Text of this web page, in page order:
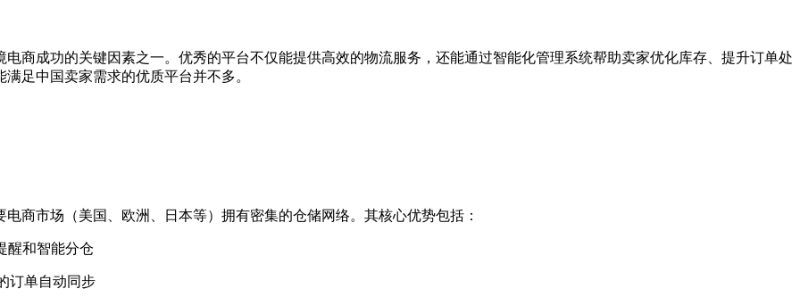
商成功的关键因素之一。优秀的平台不仅能提供高效的物流服务，还能通过智能化管理系统帮助卖家优化库存、提升订单处
足中国卖家需求的优质平台并不多。
商市场（美国、欧洲、日本等）拥有密集的仓储网络。其核心优势包括：
醒和智能分仓
订单自动同步